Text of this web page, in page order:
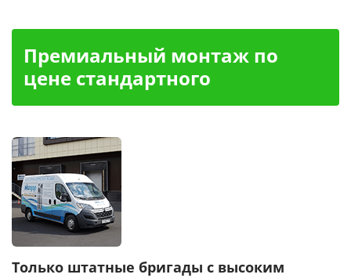
Премиальный монтаж по
цене стандартного
Только штатные бригады с высоким